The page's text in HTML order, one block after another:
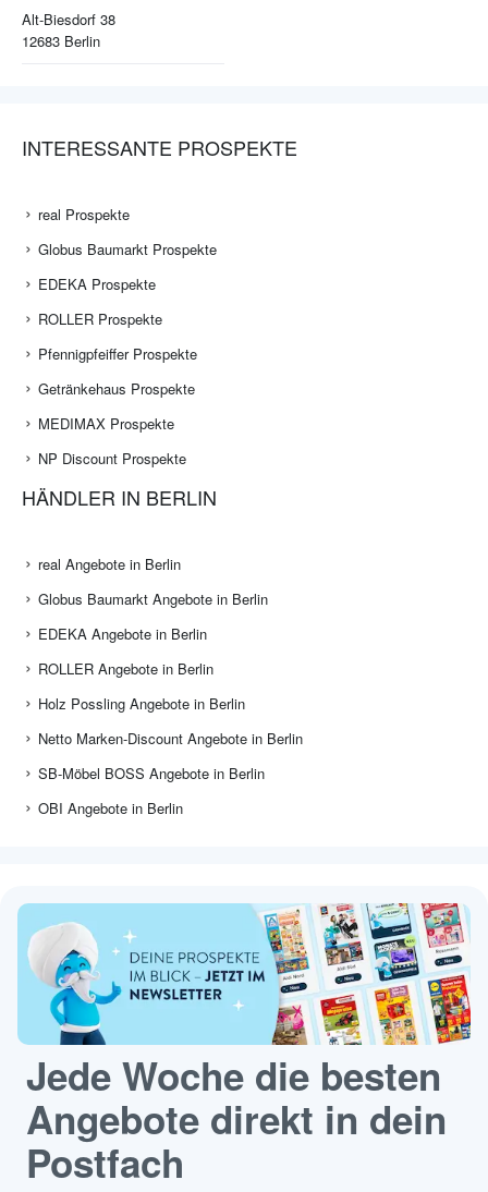
Alt-Biesdorf 38
12683 Berlin
INTERESSANTE PROSPEKTE
real Prospekte
Globus Baumarkt Prospekte
EDEKA Prospekte
ROLLER Prospekte
Pfennigpfeiffer Prospekte
Getränkehaus Prospekte
MEDIMAX Prospekte
NP Discount Prospekte
HÄNDLER IN BERLIN
real Angebote in Berlin
Globus Baumarkt Angebote in Berlin
EDEKA Angebote in Berlin
ROLLER Angebote in Berlin
Holz Possling Angebote in Berlin
Netto Marken-Discount Angebote in Berlin
SB-Möbel BOSS Angebote in Berlin
OBI Angebote in Berlin
Jede Woche die besten
Angebote direkt in dein
Postfach